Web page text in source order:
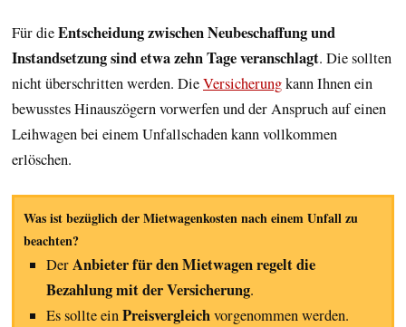
Für dieEntscheidung zwischen Neubeschaffung und
Instandsetzung sind etwa zehn Tage veranschlagt. Die sollten
nicht überschritten werden. DieVersicherungkann Ihnen ein
bewusstes Hinauszögern vorwerfen und der Anspruch auf einen
Leihwagen bei einem Unfallschaden kann vollkommen
erlöschen.
Was ist bezüglich der Mietwagenkosten nach einem Unfall zu
beachten?
DerAnbieter für den Mietwagen regelt die
Bezahlung mit der Versicherung.
Es sollte einPreisvergleichvorgenommen werden.